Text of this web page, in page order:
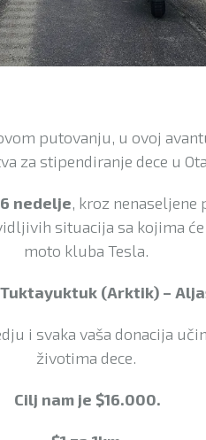
putovanju, u ovoj
za stipendiranje dece u
nedelje, kroz nenaseljene
situacija sa kojima
moto kluba Tesla.
(Arktik) –
i svaka vaša donacija
životima dece.
Cilj nam je $16.000.